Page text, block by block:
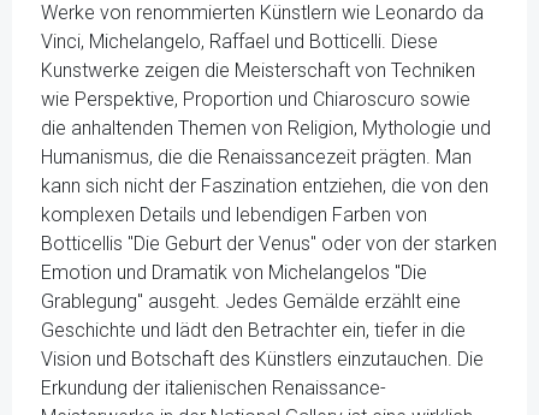
Werke von renommierten Künstlern wie Leonardo da
Vinci, Michelangelo, Raffael und Botticelli. Diese
Kunstwerke zeigen die Meisterschaft von Techniken
wie Perspektive, Proportion und Chiaroscuro sowie
die anhaltenden Themen von Religion, Mythologie und
Humanismus, die die Renaissancezeit prägten. Man
kann sich nicht der Faszination entziehen, die von den
komplexen Details und lebendigen Farben von
Botticellis "Die Geburt der Venus" oder von der starken
Emotion und Dramatik von Michelangelos "Die
Grablegung" ausgeht. Jedes Gemälde erzählt eine
Geschichte und lädt den Betrachter ein, tiefer in die
Vision und Botschaft des Künstlers einzutauchen. Die
Erkundung der italienischen Renaissance-